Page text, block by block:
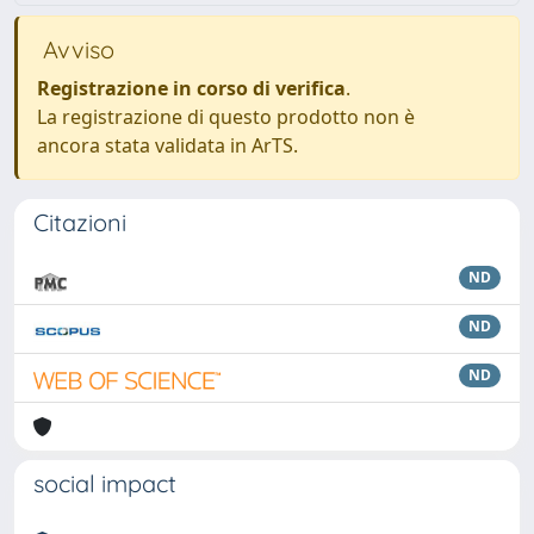
Avviso
Registrazione in corso di verifica.
La registrazione di questo prodotto non è
ancora stata validata in ArTS.
Citazioni
ND
ND
ND
social impact